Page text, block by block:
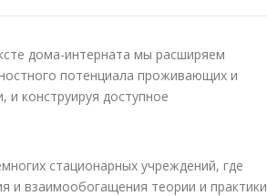
дома-интерната мы расширяем
потенциала проживающих и
и конструируя доступное
стационарных учреждений, где
и взаимообогащения теории и практики